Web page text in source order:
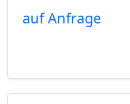
auf Anfrage